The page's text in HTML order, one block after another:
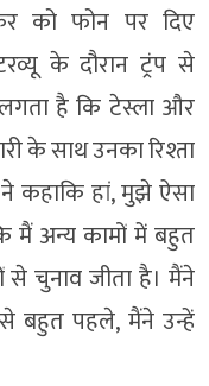
को फोन पर दिए
के दौरान ट्रंप से
है कि टेस्ला और
के साथ उनका रिश्ता
कहाकि हां, मुझे ऐसा
मैं अन्य कामों में बहुत
से चुनाव जीता है। मैंने
बहुत पहले, मैंने उन्हें